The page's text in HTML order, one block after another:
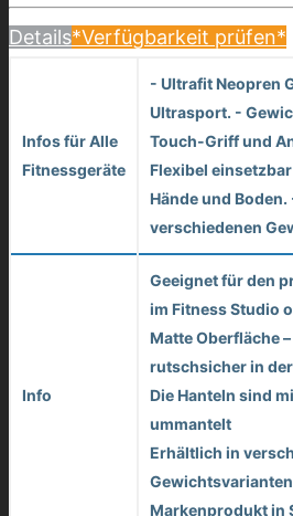
Details*Verfügbarkeit prüfen*
Infos für Alle
Fitnessgeräte
- Ultrafit Neopren
Ultrasport. -
Touch-Griff und
Flexibel
Hände und
verschiedenen
Info
Geeignet für den
im Fitness Studio
Matte Oberfläche
rutschsicher in
Die Hanteln sind
ummantelt
Erhältlich in
Gewichtsvarianten
Markenprodukt in